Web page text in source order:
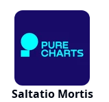
Saltatio Mortis